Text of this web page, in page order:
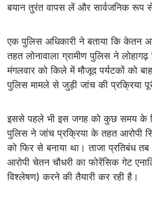
बयान तुरंत वापस लें और सार्वजनिक रूप से
एक पुलिस अधिकारी ने बताया कि केतन
तहत लोनावाला ग्रामीण पुलिस ने
मंगलवार को किले में मौजूद पर्यटकों को
पुलिस मामले से जुड़ी जांच की प्रक्रिया
इससे पहले भी इस जगह को कुछ समय के
पुलिस ने जांच प्रक्रिया के तहत आरोपी
को फिर से बनाया था। ताजा प्रतिबंध
आरोपी चेतन चौधरी का फोरेंसिक गेट
विश्लेषण) करने की तैयारी कर रही है।